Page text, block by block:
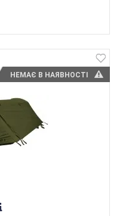
НЕМАЄ В НАЯВНОСТІ